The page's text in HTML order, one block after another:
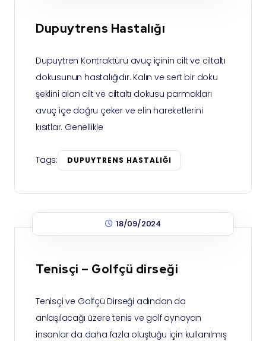
Dupuytrens Hastalığı
Dupuytren Kontraktürü avuç içinin cilt ve ciltaltı
dokusunun hastalığıdır. Kalın ve sert bir doku
şeklini alan cilt ve ciltaltı dokusu parmakları
avuç içe doğru çeker ve elin hareketlerini
kısıtlar. Genellikle
Tags: DUPUYTRENS HASTALIĞI
18/09/2024
Tenisçi – Golfçü dirseği
Tenisçi ve Golfçü Dirseği adından da
anlaşılacağı üzere tenis ve golf oynayan
insanlar da daha fazla oluştuğu için kullanılmış